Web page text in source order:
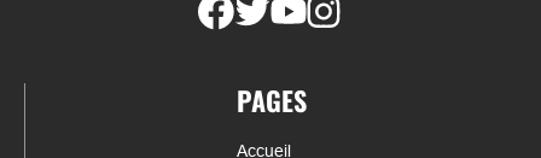
PAGES
Accueil